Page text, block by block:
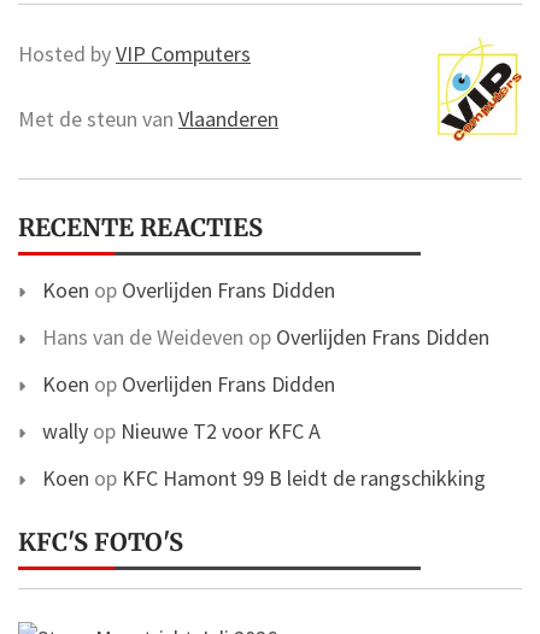
Hosted byVIP Computers
Met de steun van Vlaanderen
RECENTE REACTIES
Koen op Overlijden Frans Didden
Hans van de Weideven op Overlijden Frans Didden
Koen op Overlijden Frans Didden
wally op Nieuwe T2 voor KFC A
Koen op KFC Hamont 99 B leidt de rangschikking
KFC'S FOTO'S